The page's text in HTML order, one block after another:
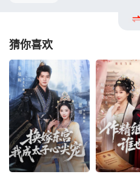
猜你喜欢